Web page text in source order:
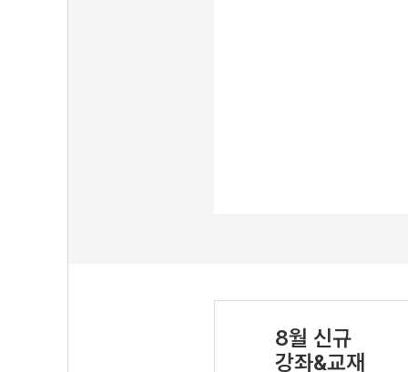
8월 신규
강좌&교재